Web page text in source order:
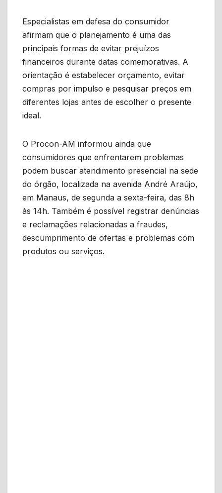
Especialistas em defesa do consumidor
afirmam que o planejamento é uma das
principais formas de evitar prejuízos
financeiros durante datas comemorativas. A
orientação é estabelecer orçamento, evitar
compras por impulso e pesquisar preços em
diferentes lojas antes de escolher o presente
ideal.
O Procon-AM informou ainda que
consumidores que enfrentarem problemas
podem buscar atendimento presencial na sede
do órgão, localizada na avenida André Araújo,
em Manaus, de segunda a sexta-feira, das 8h
às 14h. Também é possível registrar denúncias
e reclamações relacionadas a fraudes,
descumprimento de ofertas e problemas com
produtos ou serviços.